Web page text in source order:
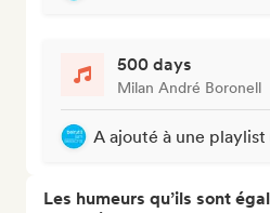
500 days
Milan André Boronell
A ajouté à une playlist
Les humeurs qu’ils sont